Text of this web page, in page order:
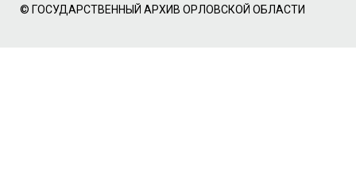
© ГОСУДАРСТВЕННЫЙ АРХИВ ОРЛОВСКОЙ ОБЛАСТИ